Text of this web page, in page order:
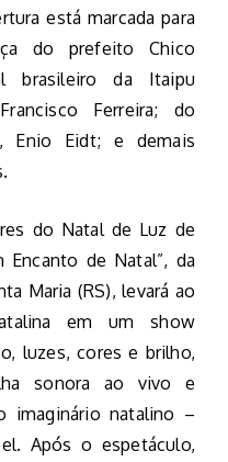
está marcada para
do prefeito Chico
brasileiro da Itaipu
Ferreira; do
Enio Eidt; e demais
do Natal de Luz de
Encanto de Natal”, da
Maria (RS), levará ao
em um show
luzes, cores e brilho,
sonora ao vivo e
imaginário natalino –
Após o espetáculo,